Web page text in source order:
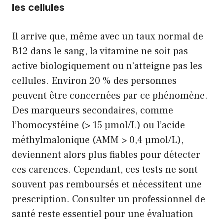
les cellules
Il arrive que, même avec un taux normal de
B12 dans le sang, la vitamine ne soit pas
active biologiquement ou n’atteigne pas les
cellules. Environ 20 % des personnes
peuvent être concernées par ce phénomène.
Des marqueurs secondaires, comme
l’homocystéine (> 15 µmol/L) ou l’acide
méthylmalonique (AMM > 0,4 µmol/L),
deviennent alors plus fiables pour détecter
ces carences. Cependant, ces tests ne sont
souvent pas remboursés et nécessitent une
prescription. Consulter un professionnel de
santé reste essentiel pour une évaluation